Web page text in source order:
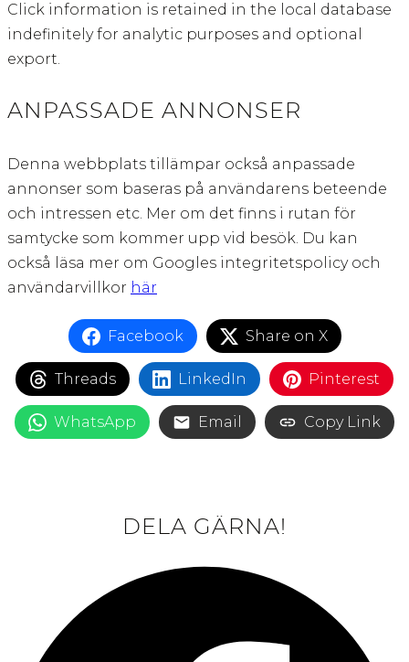
Click information is retained in the local database
indefinitely for analytic purposes and optional
export.
ANPASSADE ANNONSER
Denna webbplats tillämpar också anpassade
annonser som baseras på användarens beteende
och intressen etc. Mer om det finns i rutan för
samtycke som kommer upp vid besök. Du kan
också läsa mer om Googles integritetspolicy och
användarvillkor här
Facebook Share on X
Threads LinkedIn Pinterest
WhatsApp Email Copy Link
DELA GÄRNA!